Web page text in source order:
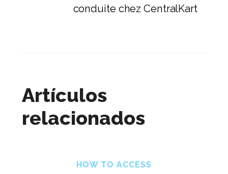
conduite chez CentralKart
Artículos
relacionados
HOW TO ACCESS